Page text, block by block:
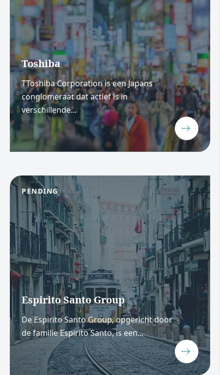
Toshiba
TToshiba Corporation is een Japans
conglomeraat dat actief is in
verschillende...
PENDING
Espirito Santo Group
De Espirito Santo Group, opgericht door
de familie Espirito Santo, is een...